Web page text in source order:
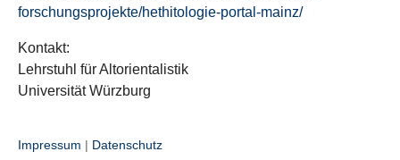
forschungsprojekte/hethitologie-portal-mainz/
Kontakt:
Lehrstuhl für Altorientalistik
Universität Würzburg
Impressum | Datenschutz